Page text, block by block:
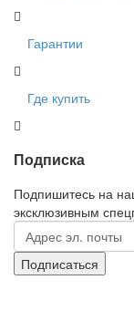
Гарантии
Где купить
Подписка
Подпишитесь на
эксклюзивным